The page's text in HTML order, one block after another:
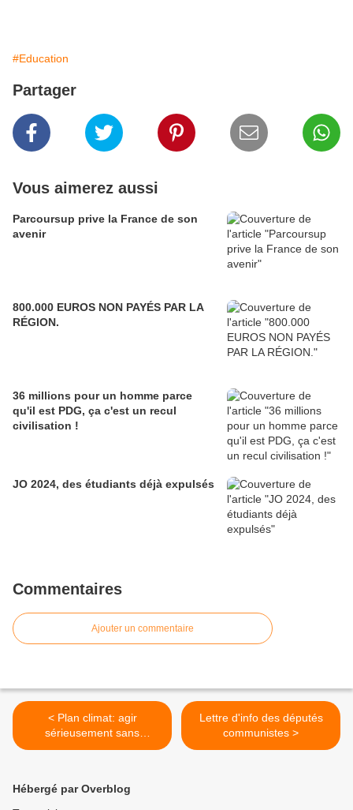
#Education
Partager
Vous aimerez aussi
Parcoursup prive la France de son
avenir
800.000 EUROS NON PAYÉS PAR LA
RÉGION.
36 millions pour un homme parce
qu'il est PDG, ça c'est un recul
civilisation !
JO 2024, des étudiants déjà expulsés
Commentaires
Ajouter un commentaire
< Plan climat: agir
sérieusement sans
culpabiliser
Lettre d'info des députés
communistes >
Hébergé par Overblog